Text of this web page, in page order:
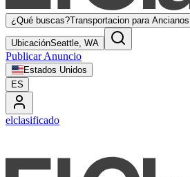
¿Qué buscas?Transportacion para Ancianos
UbicaciónSeattle, WA
Publicar Anuncio
Estados Unidos
ES
elclasificado